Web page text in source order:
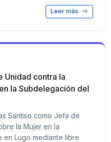
Leer más
Unidad contra la
la Subdelegación del
Santiso como Jefa de
la Mujer en la
Lugo mediante libre